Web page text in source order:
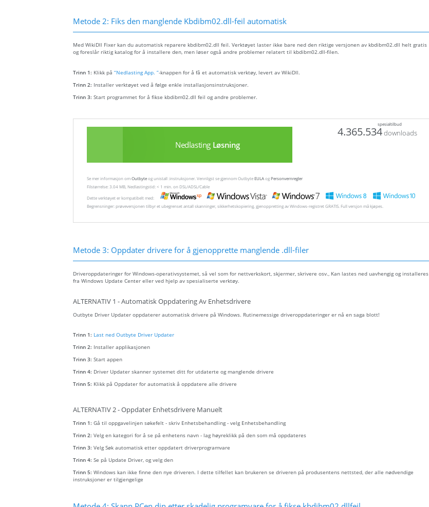
Metode 2: Fiks den manglende Kbdibm02.dll-feil automatisk
Med WikiDll Fixer kan du automatisk reparere kbdibm02.dll feil. Verktøyet laster ikke bare ned den riktige versjonen av kbdibm02.dll helt gratis
og foreslår riktig katalog for å installere den, men løser også andre problemer relatert til kbdibm02.dll-filen.
Trinn 1: Klikk på “Nedlasting App. ”-knappen for å få et automatisk verktøy, levert av WikiDll.
Trinn 2: Installer verktøyet ved å følge enkle installasjonsinstruksjoner.
Trinn 3: Start programmet for å fikse kbdibm02.dll feil og andre problemer.
spesialtilbud
Nedlasting Løsning
4.365.534downloads
Se mer informasjon omOutbyteog unistall :instruksjoner. Vennligst se gjennom OutbyteEULAogPersonvernregler
Filstørrelse: 3.04 MB, Nedlastingstid: < 1 min. on DSL/ADSL/Cable
Dette verktøyet er kompatibelt med:
Begrensninger: prøveversjonen tilbyr et ubegrenset antall skanninger, sikkerhetskopiering, gjenoppretting av Windows-registret GRATIS. Full versjon må kjøpes.
Metode 3: Oppdater drivere for å gjenopprette manglende .dll-filer
Driveroppdateringer for Windows-operativsystemet, så vel som for nettverkskort, skjermer, skrivere osv., Kan lastes ned uavhengig og installeres
fra Windows Update Center eller ved hjelp av spesialiserte verktøy.
ALTERNATIV 1 - Automatisk Oppdatering Av Enhetsdrivere
Outbyte Driver Updater oppdaterer automatisk drivere på Windows. Rutinemessige driveroppdateringer er nå en saga blott!
Trinn 1: Last ned Outbyte Driver Updater
Trinn 2: Installer applikasjonen
Trinn 3: Start appen
Trinn 4: Driver Updater skanner systemet ditt for utdaterte og manglende drivere
Trinn 5: Klikk på Oppdater for automatisk å oppdatere alle drivere
ALTERNATIV 2 - Oppdater Enhetsdrivere Manuelt
Trinn 1: Gå til oppgavelinjen søkefelt - skriv Enhetsbehandling - velg Enhetsbehandling
Trinn 2: Velg en kategori for å se på enhetens navn - lag høyreklikk på den som må oppdateres
Trinn 3: Velg Søk automatisk etter oppdatert driverprogramvare
Trinn 4: Se på Update Driver, og velg den
Trinn 5: Windows kan ikke finne den nye driveren. I dette tilfellet kan brukeren se driveren på produsentens nettsted, der alle nødvendige
instruksjoner er tilgjengelige